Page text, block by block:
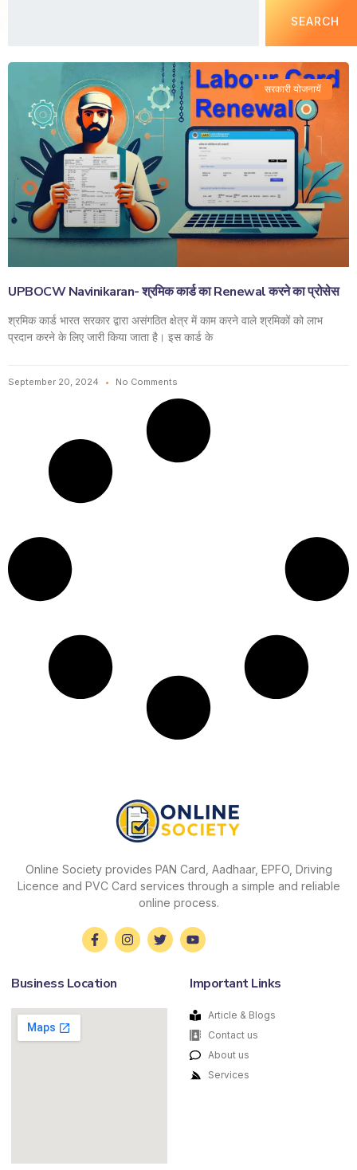
SEARCH
सरकारी योजनायें
UPBOCW Navinikaran- श्रमिक कार्ड का Renewal करने का प्रोसेस
श्रमिक कार्ड भारत सरकार द्वारा असंगठित क्षेत्र में काम करने वाले श्रमिकों को लाभ
प्रदान करने के लिए जारी किया जाता है। इस कार्ड के
September 20, 2024 No Comments
Online Society provides PAN Card, Aadhaar, EPFO, Driving
Licence and PVC Card services through a simple and reliable
online process.
Business Location Important Links
Article & Blogs
Contact us
About us
Services